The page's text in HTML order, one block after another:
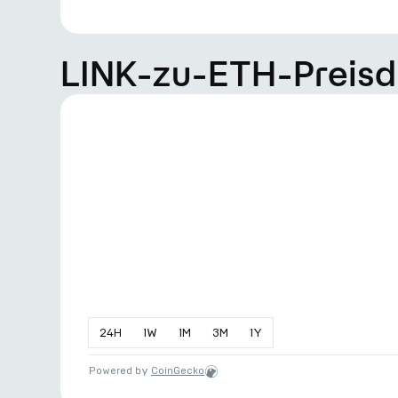
LINK-zu-ETH-
24H 1W 1M 3M 1Y
Powered by CoinGecko